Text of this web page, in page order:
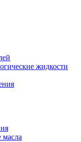
жидкости